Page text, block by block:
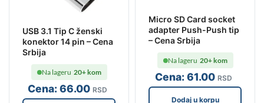
USB 3.1 Tip C ženski
konektor 14 pin – Cena
Srbija
Cena:66.00 RSD
Na lageru 20+ kom
Micro SD Card socket
adapter Push-Push tip
– Cena Srbija
Cena:61.00 RSD
Na lageru 20+ kom
Dodaj u korpu